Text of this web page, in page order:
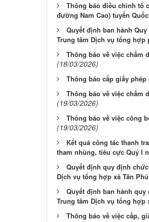
Thông báo điều chỉnh tổ
đường Nam Cao) tuyến
Quyết định ban hành
Trung tâm Dịch vụ tổng
Thông báo về việc chấm
(18/03/2026)
Thông báo cấp giấy
Thông báo về việc chấm
(19/03/2026)
Thông báo về việc công
(19/03/2026)
Kết quả công tác thanh
tham nhũng, tiêu cực Quý I
Quyết định quy định
Dịch vụ tổng hợp xã Tân Phú
Quyết định ban hành
Trung tâm Dịch vụ tổng hợp
Thông báo về việc cấp,